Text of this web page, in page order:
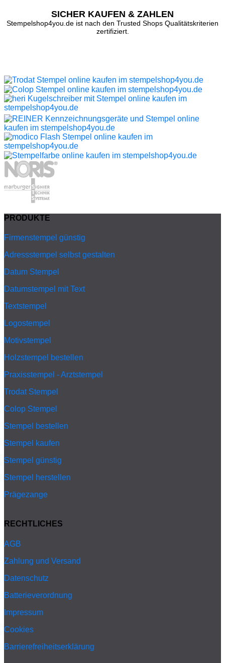
SICHER KAUFEN & ZAHLEN
Stempelshop4you.de ist nach den Trusted Shops Qualitätskriterien
zertifiziert.
PRODUKTE
Firmenstempel günstig
Adressstempel selbst gestalten
Datum Stempel
Datumstempel mit Text
Textstempel
Logostempel
Motivstempel
Holzstempel bestellen
Praxisstempel - Arztstempel
Trodat Stempel
Colop Stempel
Stempel bestellen
Stempel kaufen
Stempel günstig
Stempel herstellen
Prägezange
RECHTLICHES
AGB
Zahlung und Versand
Datenschutz
Batterieverordnung
Impressum
Cookies
Barrierefreiheitserklärung